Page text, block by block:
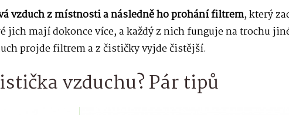
vzduch z místnosti a následně ho prohání filtrem, který
jich mají dokonce více, a každý z nich funguje na trochu
projde filtrem a z čističky vyjde čistější.
vzduchu? Pár tipů